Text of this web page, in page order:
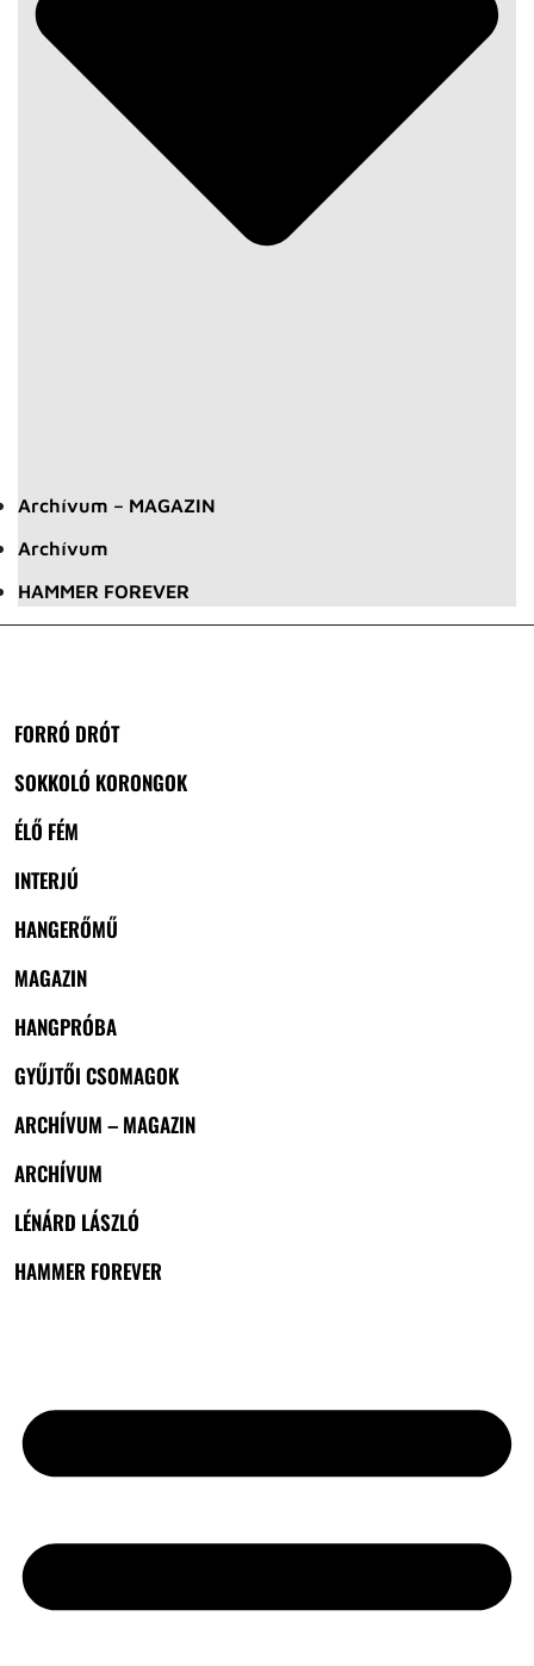
Archívum – MAGAZIN
Archívum
HAMMER FOREVER
FORRÓ DRÓT
SOKKOLÓ KORONGOK
ÉLŐ FÉM
INTERJÚ
HANGERŐMŰ
MAGAZIN
HANGPRÓBA
GYŰJTŐI CSOMAGOK
ARCHÍVUM – MAGAZIN
ARCHÍVUM
LÉNÁRD LÁSZLÓ
HAMMER FOREVER